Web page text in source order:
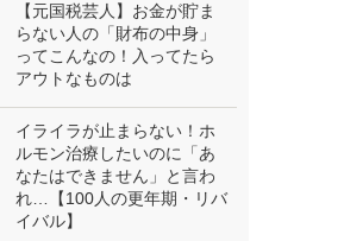
【元国税芸人】お金が貯ま
らない人の「財布の中身」
ってこんなの！入ってたら
アウトなものは
イライラが止まらない！ホ
ルモン治療したいのに「あ
なたはできません」と言わ
れ…【100人の更年期・リバ
イバル】